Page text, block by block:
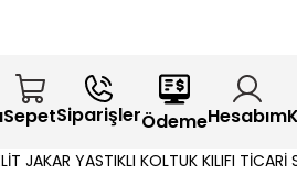
SepetSiparişlerÖdemeHesabım
JAKAR YASTIKLI KOLTUK KILIFI